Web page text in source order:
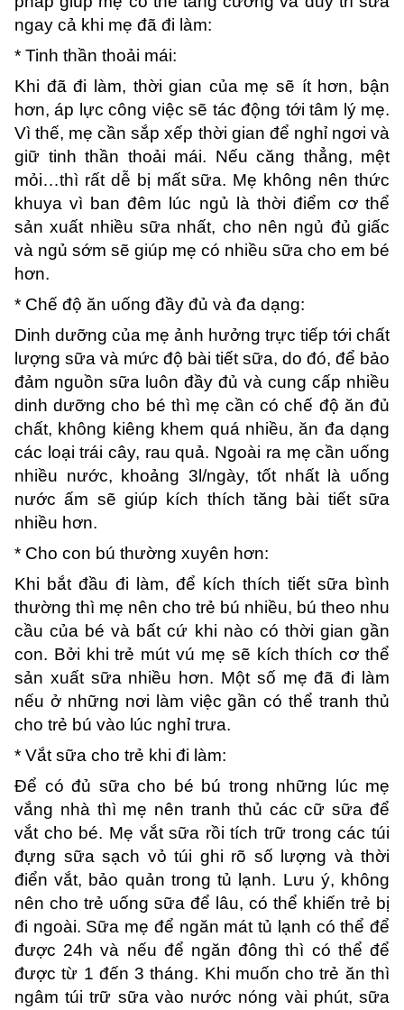
ngay cả khi mẹ đã đi làm:
* Tinh thần thoải mái:
Khi đã đi làm, thời gian của mẹ sẽ ít hơn, bận
hơn, áp lực công việc sẽ tác động tới tâm lý mẹ.
Vì thế, mẹ cần sắp xếp thời gian để nghỉ ngơi và
giữ tinh thần thoải mái. Nếu căng thẳng, mệt
mỏi…thì rất dễ bị mất sữa. Mẹ không nên thức
khuya vì ban đêm lúc ngủ là thời điểm cơ thể
sản xuất nhiều sữa nhất, cho nên ngủ đủ giấc
và ngủ sớm sẽ giúp mẹ có nhiều sữa cho em bé
hơn.
* Chế độ ăn uống đầy đủ và đa dạng:
Dinh dưỡng của mẹ ảnh hưởng trực tiếp tới chất
lượng sữa và mức độ bài tiết sữa, do đó, để bảo
đảm nguồn sữa luôn đầy đủ và cung cấp nhiều
dinh dưỡng cho bé thì mẹ cần có chế độ ăn đủ
chất, không kiêng khem quá nhiều, ăn đa dạng
các loại trái cây, rau quả. Ngoài ra mẹ cần uống
nhiều nước, khoảng 3l/ngày, tốt nhất là uống
nước ấm sẽ giúp kích thích tăng bài tiết sữa
nhiều hơn.
* Cho con bú thường xuyên hơn:
Khi bắt đầu đi làm, để kích thích tiết sữa bình
thường thì mẹ nên cho trẻ bú nhiều, bú theo nhu
cầu của bé và bất cứ khi nào có thời gian gần
con. Bởi khi trẻ mút vú mẹ sẽ kích thích cơ thể
sản xuất sữa nhiều hơn. Một số mẹ đã đi làm
nếu ở những nơi làm việc gần có thể tranh thủ
cho trẻ bú vào lúc nghỉ trưa.
* Vắt sữa cho trẻ khi đi làm:
Để có đủ sữa cho bé bú trong những lúc mẹ
vắng nhà thì mẹ nên tranh thủ các cữ sữa để
vắt cho bé. Mẹ vắt sữa rồi tích trữ trong các túi
đựng sữa sạch vỏ túi ghi rõ số lượng và thời
điển vắt, bảo quản trong tủ lạnh. Lưu ý, không
nên cho trẻ uống sữa để lâu, có thể khiến trẻ bị
đi ngoài. Sữa mẹ để ngăn mát tủ lạnh có thể để
được 24h và nếu để ngăn đông thì có thể để
được từ 1 đến 3 tháng. Khi muốn cho trẻ ăn thì
ngâm túi trữ sữa vào nước nóng vài phút, sữa